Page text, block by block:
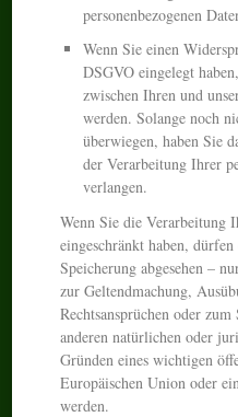
personenbezogenen
Wenn Sie einen
DSGVO eingelegt
zwischen Ihren und
werden. Solange noch
überwiegen, haben Sie
der Verarbeitung Ihrer
verlangen.
Wenn Sie die Verarbeitung
eingeschränkt haben,
Speicherung abgesehen –
zur Geltendmachung,
Rechtsansprüchen oder
anderen natürlichen oder
Gründen eines wichtigen
Europäischen Union oder
werden.